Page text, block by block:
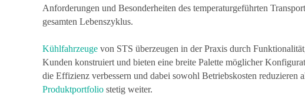
Anforderungen und Besonderheiten des temperaturgeführten
gesamten Lebenszyklus.
Kühlfahrzeuge von STS überzeugen in der Praxis durch
Kunden konstruiert und bieten eine breite Palette möglicher
die Effizienz verbessern und dabei sowohl Betriebskosten
Produktportfolio stetig weiter.